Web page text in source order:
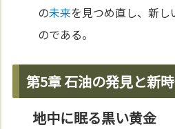
の未来を見つめ直し、新
のである。
第5章 石油の発見と新
地中に眠る黒い黄金